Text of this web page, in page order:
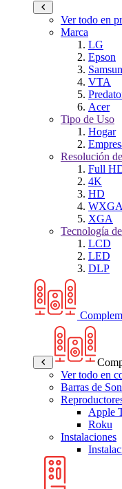
Ver todo en
Marca
LG
Epson
VTA
Acer
Tipo de Uso
Hogar
Resolución
Full
4K
HD
WXGA
XGA
Tecnología
LCD
LED
DLP
Ver todo en
Barras de
Apple
Roku
Instalaciones